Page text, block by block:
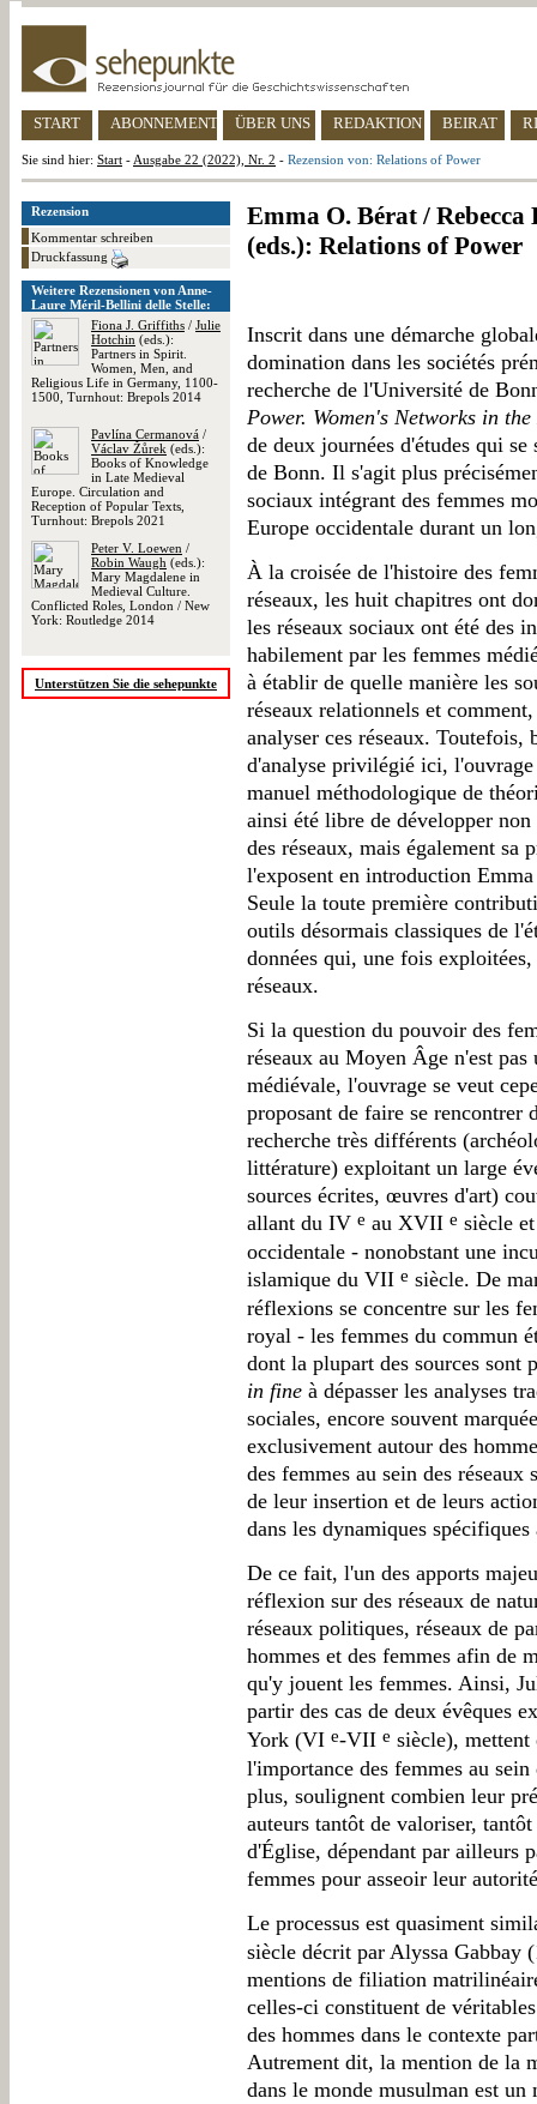
START ABONNEMENT ÜBER UNS REDAKTION BEIRAT
Sie sind hier: Start - Ausgabe 22 (2022), Nr. 2 - Rezension von: Relations of Power
Rezension
Kommentar schreiben
Druckfassung
Weitere Rezensionen von Anne-
Laure Méril-Bellini delle Stelle:
Fiona J. Griffiths / Julie
Hotchin (eds.):
Partners in Spirit.
Women, Men, and
Religious Life in Germany, 1100-
1500, Turnhout: Brepols 2014
Pavlína Cermanová /
Václav Žůrek (eds.):
Books of Knowledge
in Late Medieval
Europe. Circulation and
Reception of Popular Texts,
Turnhout: Brepols 2021
Peter V. Loewen /
Robin Waugh (eds.):
Mary Magdalene in
Medieval Culture.
Conflicted Roles, London / New
York: Routledge 2014
Unterstützen Sie die sehepunkte
Emma O. Bérat /
(eds.): Relations of Power
Inscrit dans une démarche
domination dans les sociétés
recherche de l'Université de
Power. Women's Networks in
de deux journées d'études qui
de Bonn. Il s'agit plus
sociaux intégrant des femmes
Europe occidentale durant un
À la croisée de l'histoire des
réseaux, les huit chapitres ont
les réseaux sociaux ont été des
habilement par les femmes
à établir de quelle manière les
réseaux relationnels et
analyser ces réseaux.
d'analyse privilégié ici,
manuel méthodologique de
ainsi été libre de développer
des réseaux, mais également sa
l'exposent en introduction
Seule la toute première
outils désormais classiques de
données qui, une fois
réseaux.
Si la question du pouvoir des
réseaux au Moyen Âge n'est
médiévale, l'ouvrage se veut
proposant de faire se rencontrer
recherche très différents
littérature) exploitant un large
sources écrites, œuvres d'art)
allant du IV e au XVII e siècle
occidentale - nonobstant une
islamique du VII e siècle. De
réflexions se concentre sur les
royal - les femmes du commun
dont la plupart des sources sont
in fine à dépasser les analyses
sociales, encore souvent
exclusivement autour des
des femmes au sein des
de leur insertion et de leurs
dans les dynamiques spécifiques
De ce fait, l'un des apports
réflexion sur des réseaux de
réseaux politiques, réseaux de
hommes et des femmes afin de
qu'y jouent les femmes. Ainsi,
partir des cas de deux évêques
York (VI e-VII e siècle), mettent
l'importance des femmes au
plus, soulignent combien leur
auteurs tantôt de valoriser,
d'Église, dépendant par ailleurs
femmes pour asseoir leur
Le processus est quasiment
siècle décrit par Alyssa Gabbay
mentions de filiation
celles-ci constituent de
des hommes dans le contexte
Autrement dit, la mention de la
dans le monde musulman est un